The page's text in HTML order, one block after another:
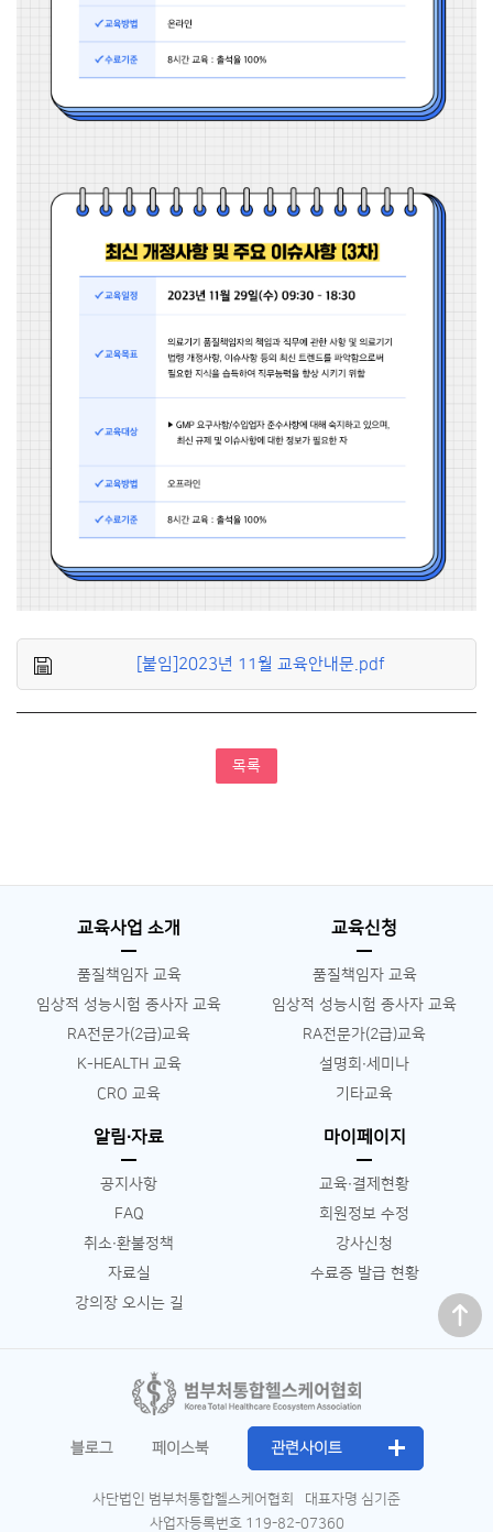
[붙임]2023년 11월 교육안내문.pdf
목록
교육사업 소개
품질책임자 교육
임상적 성능시험 종사자 교육
RA전문가(2급)교육
K-HEALTH 교육
CRO 교육
교육신청
품질책임자 교육
임상적 성능시험 종사자 교육
RA전문가(2급)교육
설명회∙세미나
기타교육
알림∙자료
공지사항
FAQ
취소∙환불정책
자료실
강의장 오시는 길
마이페이지
교육∙결제현황
회원정보 수정
강사신청
수료증 발급 현황
맨 위로
블로그 페이스북 관련사이트
사단법인 범부처통합헬스케어협회
대표자명 심기준
사업자등록번호 119-82-07360